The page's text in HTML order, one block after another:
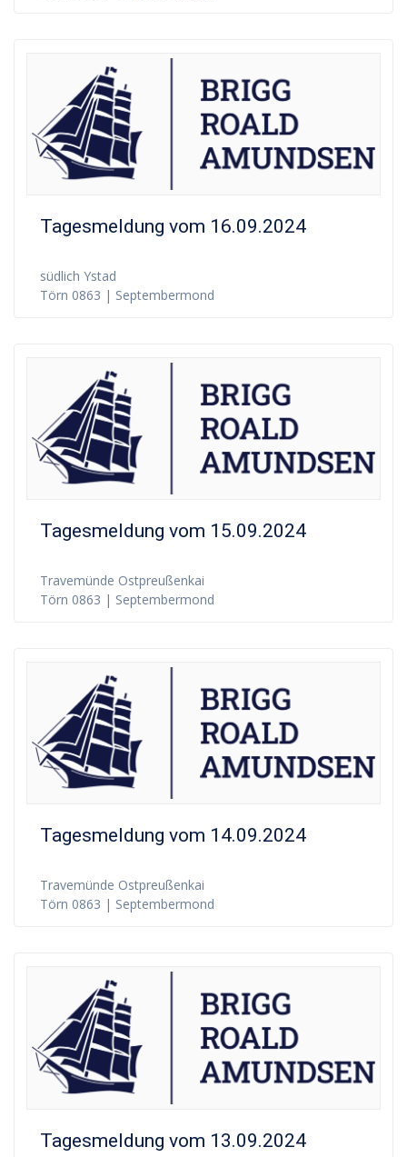
Tagesmeldung vom 16.09.2024
südlich Ystad
Törn 0863 | Septembermond
Tagesmeldung vom 15.09.2024
Travemünde Ostpreußenkai
Törn 0863 | Septembermond
Tagesmeldung vom 14.09.2024
Travemünde Ostpreußenkai
Törn 0863 | Septembermond
Tagesmeldung vom 13.09.2024